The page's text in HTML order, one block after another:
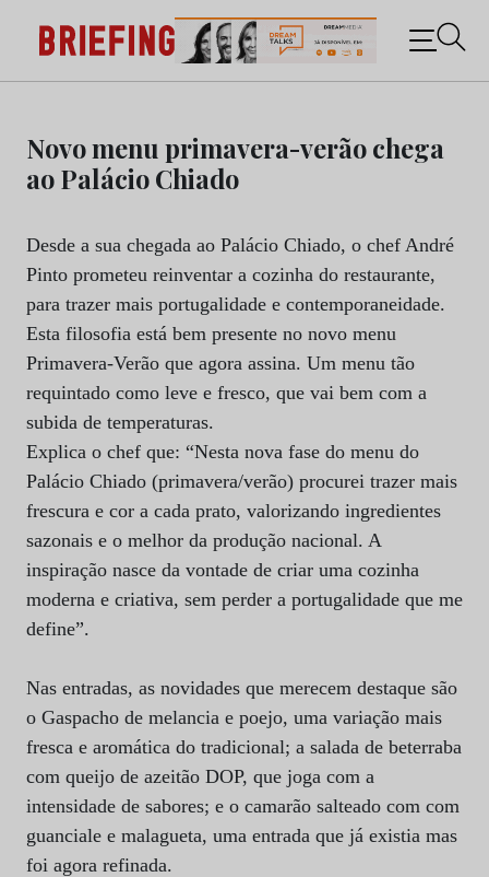
content
Briefing: Todas as notícias sobre os negócios do
Marketing e da Publicidade
Novo menu primavera-verão chega
ao Palácio Chiado
Desde a sua chegada ao Palácio Chiado, o chef André
Pinto prometeu reinventar a cozinha do restaurante,
para trazer mais portugalidade e contemporaneidade.
Esta filosofia está bem presente no novo menu
Primavera-Verão que agora assina. Um menu tão
requintado como leve e fresco, que vai bem com a
subida de temperaturas.
Explica o chef que: “Nesta nova fase do menu do
Palácio Chiado (primavera/verão) procurei trazer mais
frescura e cor a cada prato, valorizando ingredientes
sazonais e o melhor da produção nacional. A
inspiração nasce da vontade de criar uma cozinha
moderna e criativa, sem perder a portugalidade que me
define”.
Nas entradas, as novidades que merecem destaque são
o Gaspacho de melancia e poejo, uma variação mais
fresca e aromática do tradicional; a salada de beterraba
com queijo de azeitão DOP, que joga com a
intensidade de sabores; e o camarão salteado com com
guanciale e malagueta, uma entrada que já existia mas
foi agora refinada.